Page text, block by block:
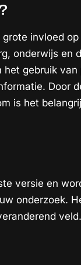
invloed
onderwijs en
het gebruik
Door
is het
versie en
onderzoek.
veld.